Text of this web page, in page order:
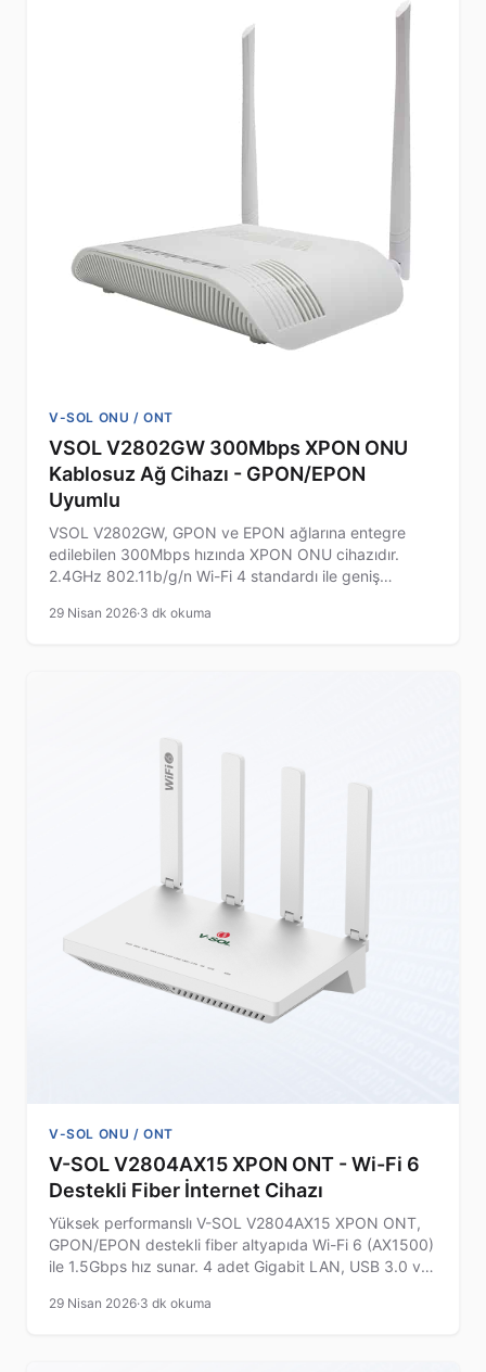
V-SOL ONU / ONT
VSOL V2802GW 300Mbps XPON ONU
Kablosuz Ağ Cihazı - GPON/EPON
Uyumlu
VSOL V2802GW, GPON ve EPON ağlarına entegre
edilebilen 300Mbps hızında XPON ONU cihazıdır.
2.4GHz 802.11b/g/n Wi-Fi 4 standardı ile geniş
güvenlik özellikleriyle ev ve ofis ağlarında kullanım için
29 Nisan 2026·3 dk okuma
V-SOL ONU / ONT
V-SOL V2804AX15 XPON ONT - Wi-Fi 6
Destekli Fiber İnternet Cihazı
Yüksek performanslı V-SOL V2804AX15 XPON ONT,
GPON/EPON destekli fiber altyapıda Wi-Fi 6 (AX1500)
ile 1.5Gbps hız sunar. 4 adet Gigabit LAN, USB 3.0 ve
KOBİ’ler için ideal.
29 Nisan 2026·3 dk okuma